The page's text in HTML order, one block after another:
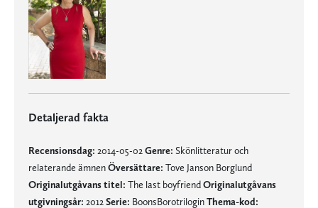
Detaljerad fakta
Recensionsdag: 2014-05-02 Genre: Skönlitteratur och
relaterande ämnenÖversättare: Tove Janson Borglund
Originalutgåvans titel: The last boyfriendOriginalutgåvans
utgivningsår: 2012 Serie: BoonsBorotriloginThema-kod: